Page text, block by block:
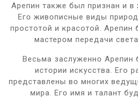
Арепин также был признан и в
Его живописные виды
простотой и красотой. Арепин
мастером передачи
Весьма заслуженно Арепин
истории искусства. Его
представлены во многих
мира. Его имя и талант